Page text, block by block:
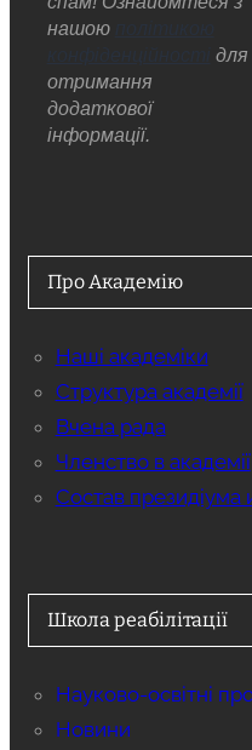
нашою
для
отримання
додаткової
інформації.
Про Академію
Наші академіки
Структура академії
Вчена рада
Членство в академії
Состав президіума
Школа реабілітації
Науково-освітні
Новини